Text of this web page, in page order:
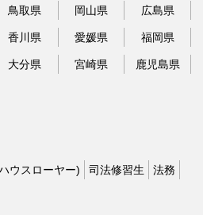
鳥取県 岡山県 広島県
香川県 愛媛県 福岡県
大分県 宮崎県 鹿児島県
ウスローヤー) 司法修習生
法務